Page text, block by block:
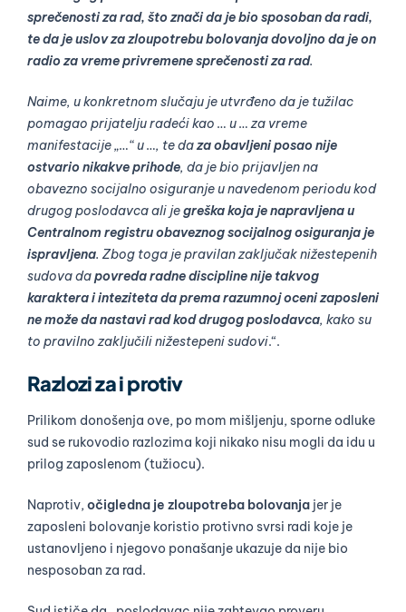
sprečenosti za rad, što znači da je bio sposoban da radi,
te da je uslov za zloupotrebu bolovanja dovoljno da je on
radio za vreme privremene sprečenosti za rad.
Naime, u konkretnom slučaju je utvrđeno da je tužilac
pomagao prijatelju radeći kao … u … za vreme
manifestacije „…“ u …, te daza obavljeni posao nije
ostvario nikakve prihode, da je bio prijavljen na
obavezno socijalno osiguranje u navedenom periodu kod
drugog poslodavca ali jegreška koja je napravljena u
Centralnom registru obaveznog socijalnog osiguranja je
ispravljena. Zbog toga je pravilan zaključak nižestepenih
sudova dapovreda radne discipline nije takvog
karaktera i inteziteta da prema razumnoj oceni zaposleni
ne može da nastavi rad kod drugog poslodavca, kako su
to pravilno zaključili nižestepeni sudovi.“.
Razlozi za i protiv
Prilikom donošenja ove, po mom mišljenju, sporne odluke
sud se rukovodio razlozima koji nikako nisu mogli da idu u
prilog zaposlenom (tužiocu).
Naprotiv, očigledna je zloupotreba bolovanja jer je
zaposleni bolovanje koristio protivno svrsi radi koje je
ustanovljeno i njegovo ponašanje ukazuje da nije bio
nesposoban za rad.